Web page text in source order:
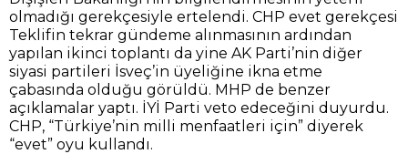
olmadığı gerekçesiyle ertelendi. CHP evet gerekçesi
Teklifin tekrar gündeme alınmasının ardından
yapılan ikinci toplantı da yine AK Parti’nin diğer
siyasi partileri İsveç’in üyeliğine ikna etme
çabasında olduğu görüldü. MHP de benzer
açıklamalar yaptı. İYİ Parti veto edeceğini duyurdu.
CHP, “Türkiye’nin milli menfaatleri için” diyerek
“evet” oyu kullandı.